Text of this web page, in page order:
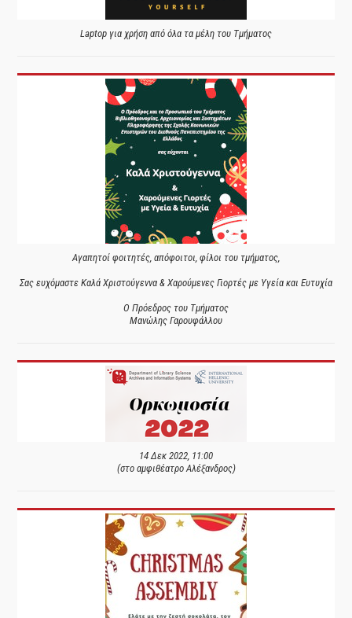
Laptop για χρήση από όλα τα μέλη του Τμήματος
Αγαπητοί φοιτητές, απόφοιτοι, φίλοι του τμήματος,
Σας ευχόμαστε Καλά Χριστούγεννα & Χαρούμενες Γιορτές με Υγεία και Ευτυχία
Ο Πρόεδρος του Τμήματος
Μανώλης Γαρουφάλλου
14 Δεκ 2022, 11:00
(στο αμφιθέατρο Αλέξανδρος)